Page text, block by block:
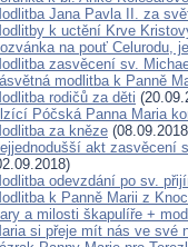
Jana Pavla II. za
k uctění Krve
na pouť Celurodu,
zasvěcení sv.
modlitba k Panně
rodičů za děti
Póčská Panna Maria
za kněze
akt zasvěcení
odevzdání po sv.
k Panně Marii z
a milosti škapulíře +
si přeje mít nás ve své